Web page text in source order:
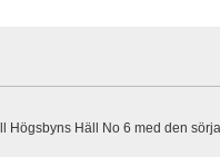
Högsbyns Häll No 6 med den